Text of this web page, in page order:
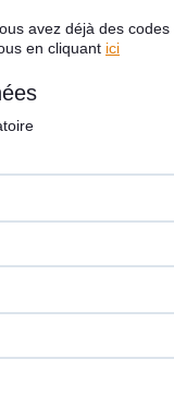
avez déjà des
en cliquant ici